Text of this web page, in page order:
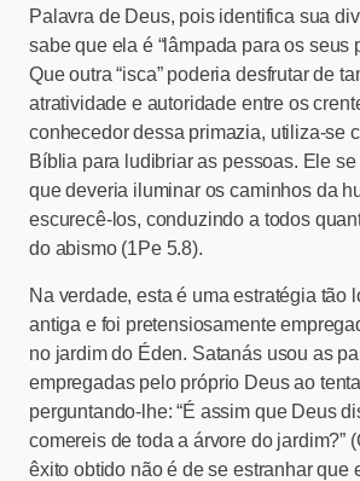
Palavra de Deus, pois identifica sua
sabe que ela é “lâmpada para os seus
Que outra “isca” poderia desfrutar de
atratividade e autoridade entre os
conhecedor dessa primazia, utiliza-se
Bíblia para ludibriar as pessoas. Ele se
que deveria iluminar os caminhos da
escurecê-los, conduzindo a todos
do abismo (1Pe 5.8).
Na verdade, esta é uma estratégia tão
antiga e foi pretensiosamente
no jardim do Éden. Satanás usou as
empregadas pelo próprio Deus ao
perguntando-lhe: “É assim que Deus
comereis de toda a árvore do jardim?”
êxito obtido não é de se estranhar que